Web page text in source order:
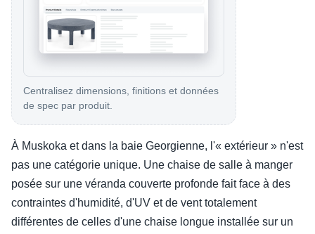
Centralisez dimensions, finitions et données
de spec par produit.
À Muskoka et dans la baie Georgienne, l'« extérieur » n'est
pas une catégorie unique. Une chaise de salle à manger
posée sur une véranda couverte profonde fait face à des
contraintes d'humidité, d'UV et de vent totalement
différentes de celles d'une chaise longue installée sur un